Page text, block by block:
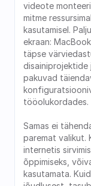
videote
mitme
kasutamisel.
ekraan:
täpse
disainiprojektide
pakuvad
tööolukordades.
Samas ei
paremat valikut.
internetis
õppimiseks,
kasutamata.